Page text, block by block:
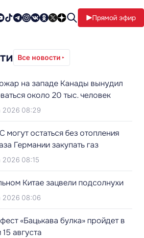
Прямой эфир
Все новости
на западе Канады вынудил
около 20 тыс. человек
2026 08:29
могут остаться без отопления
Германии закупать газ
2026 08:15
Китае зацвели подсолнухи
2026 08:06
«Бацькава булка» пройдет в
августа